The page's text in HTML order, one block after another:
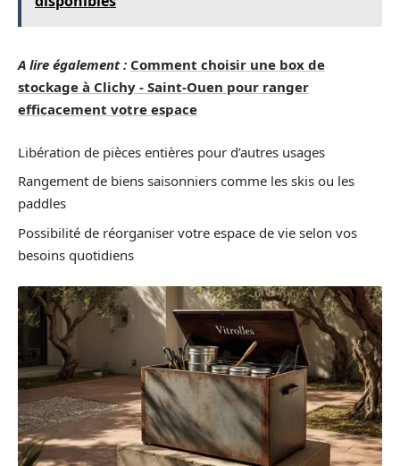
A lire également : Comment choisir une box de
stockage à Clichy - Saint-Ouen pour ranger
efficacement votre espace
Libération de pièces entières pour d’autres usages
Rangement de biens saisonniers comme les skis ou les
paddles
Possibilité de réorganiser votre espace de vie selon vos
besoins quotidiens